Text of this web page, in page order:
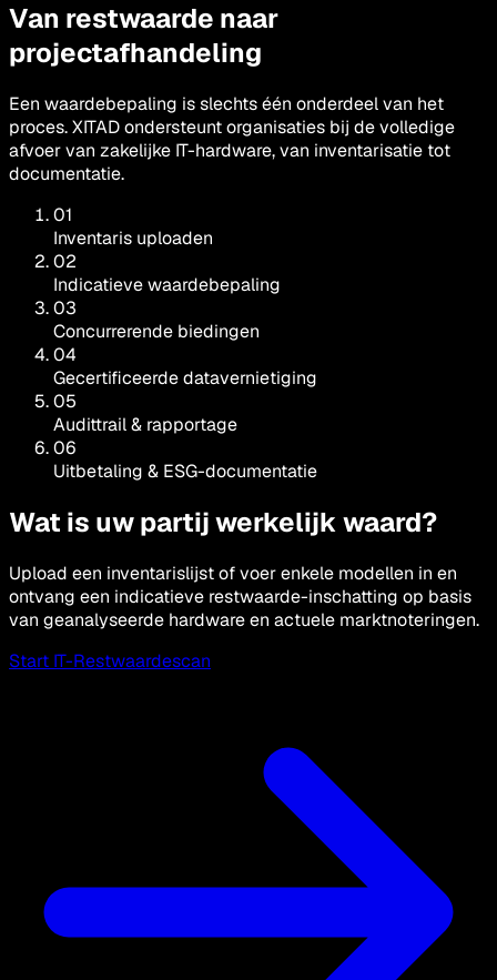
Van restwaarde naar
projectafhandeling
Een waardebepaling is slechts één onderdeel van het
proces. XITAD ondersteunt organisaties bij de volledige
afvoer van zakelijke IT-hardware, van inventarisatie tot
documentatie.
01
Inventaris uploaden
02
Indicatieve waardebepaling
03
Concurrerende biedingen
04
Gecertificeerde datavernietiging
05
Audittrail & rapportage
06
Uitbetaling & ESG-documentatie
Wat is uw partij werkelijk waard?
Upload een inventarislijst of voer enkele modellen in en
ontvang een indicatieve restwaarde-inschatting op basis
van geanalyseerde hardware en actuele marktnoteringen.
Start IT-Restwaardescan